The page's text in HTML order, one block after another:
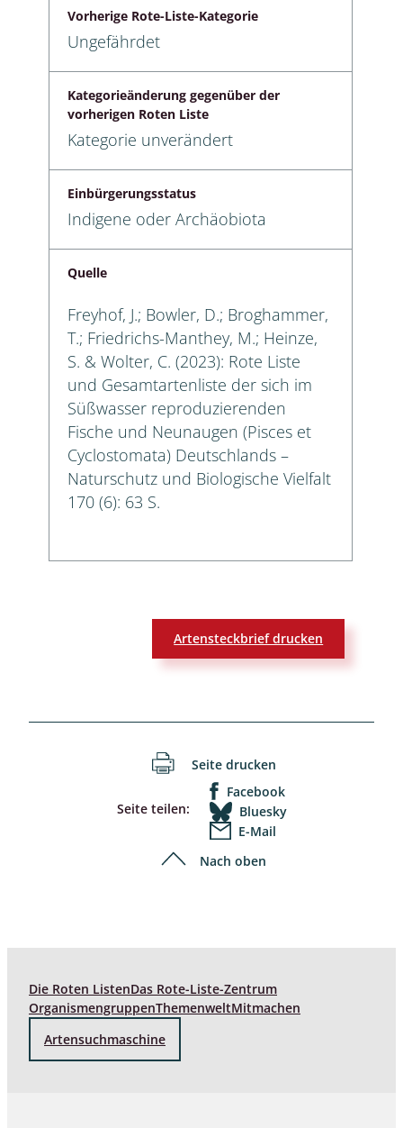
Vorherige Rote-Liste-Kategorie
Ungefährdet
Kategorieänderung gegenüber der
vorherigen Roten Liste
Kategorie unverändert
Einbürgerungsstatus
Indigene oder Archäobiota
Quelle
Freyhof, J.; Bowler, D.; Broghammer,
T.; Friedrichs-Manthey, M.; Heinze,
S. & Wolter, C. (2023): Rote Liste
und Gesamtartenliste der sich im
Süßwasser reproduzierenden
Fische und Neunaugen (Pisces et
Cyclostomata) Deutschlands –
Naturschutz und Biologische Vielfalt
170 (6): 63 S.
Artensteckbrief drucken
Seite drucken
Seite teilen:
Facebook
Bluesky
E-Mail
Nach oben
Die Roten ListenDas Rote-Liste-Zentrum
OrganismengruppenThemenweltMitmachen
Artensuchmaschine